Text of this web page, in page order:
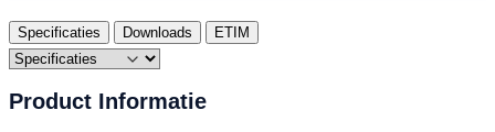
Specificaties Downloads ETIM
Product Informatie